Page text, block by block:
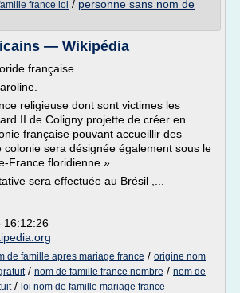
france loi / personne sans nom de
— Wikipédia
française .
religieuse dont sont victimes les
II de Coligny projette de créer en
française pouvant accueillir des
colonie sera désignée également sous le
France floridienne ».
sera effectuée au Brésil ,...
16:12:26
de famille apres mariage france / origine nom
/ nom de famille france nombre / nom de
/ loi nom de famille mariage france